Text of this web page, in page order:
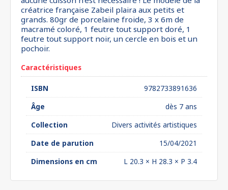
créatrice française Zabeil plaira aux petits et
grands. 80gr de porcelaine froide, 3 x 6m de
macramé coloré, 1 feutre tout support doré, 1
feutre tout support noir, un cercle en bois et un
pochoir.
Caractéristiques
ISBN
9782733891636
Âge
dès 7 ans
Collection
Divers activités artistiques
Date de parution
15/04/2021
Dimensions en cm
L 20.3 × H 28.3 × P 3.4